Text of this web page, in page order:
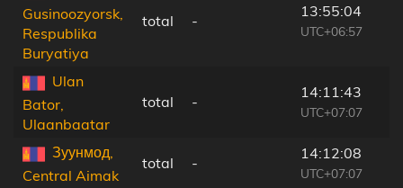
Gusinoozyorsk,
Respublika
Buryatiya
total -
13:55:04
UTC+06:57
Ulan
Bator,
Ulaanbaatar
total -
14:11:43
UTC+07:07
Зуунмод,
Central Aimak
total -
14:12:08
UTC+07:07